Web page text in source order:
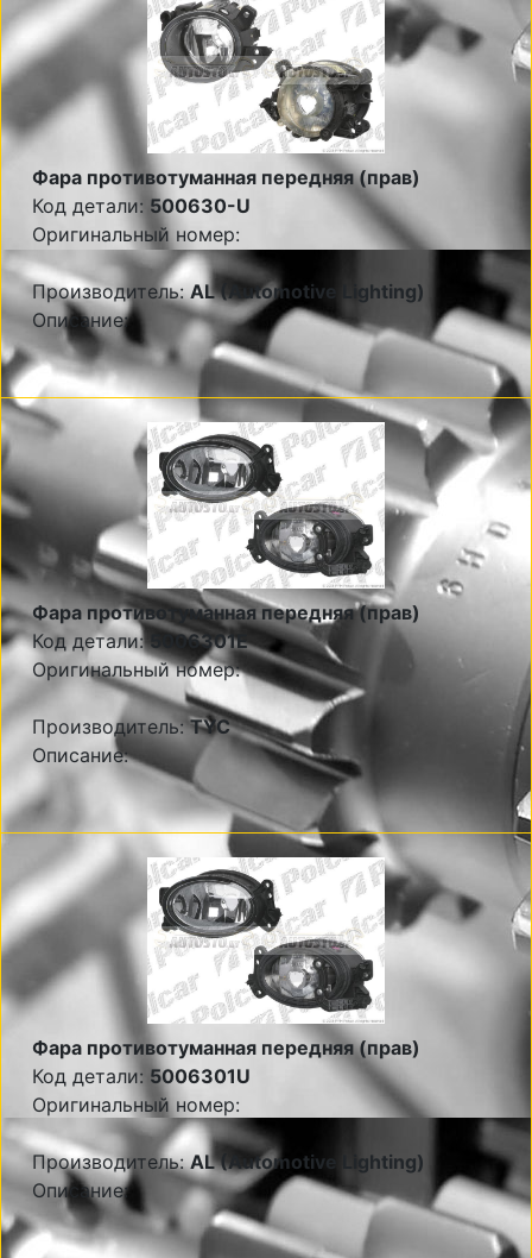
Фара противотуманная передняя (прав)
Код детали: 500630-U
Оригинальный номер:
Производитель:AL (Automotive Lighting)
Описание:
Фара противотуманная передняя (прав)
Код детали:5006301E
Оригинальный номер:
Производитель:TYC
Описание:
Фара противотуманная передняя (прав)
Код детали: 5006301U
Оригинальный номер:
Производитель:AL (Automotive Lighting)
Описание: